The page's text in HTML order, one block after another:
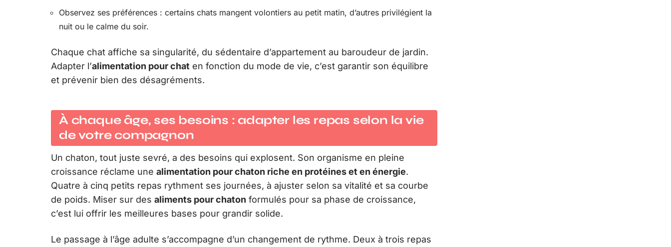
Observez ses préférences : certains chats mangent volontiers au petit matin, d’autres privilégient la
nuit ou le calme du soir.
Chaque chat affiche sa singularité, du sédentaire d’appartement au baroudeur de jardin.
Adapter l’alimentation pour chat en fonction du mode de vie, c’est garantir son équilibre
et prévenir bien des désagréments.
À chaque âge, ses besoins : adapter les repas selon la vie
de votre compagnon
Un chaton, tout juste sevré, a des besoins qui explosent. Son organisme en pleine
croissance réclame une alimentation pour chaton riche en protéines et en énergie.
Quatre à cinq petits repas rythment ses journées, à ajuster selon sa vitalité et sa courbe
de poids. Miser sur des aliments pour chaton formulés pour sa phase de croissance,
c’est lui offrir les meilleures bases pour grandir solide.
Le passage à l’âge adulte s’accompagne d’un changement de rythme. Deux à trois repas